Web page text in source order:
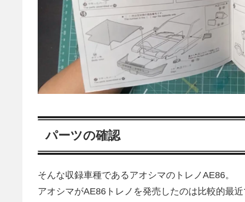
パーツの確認
そんな収録車種であるアオシマのトレノAE86。
アオシマがAE86トレノを発売したのは比較的最